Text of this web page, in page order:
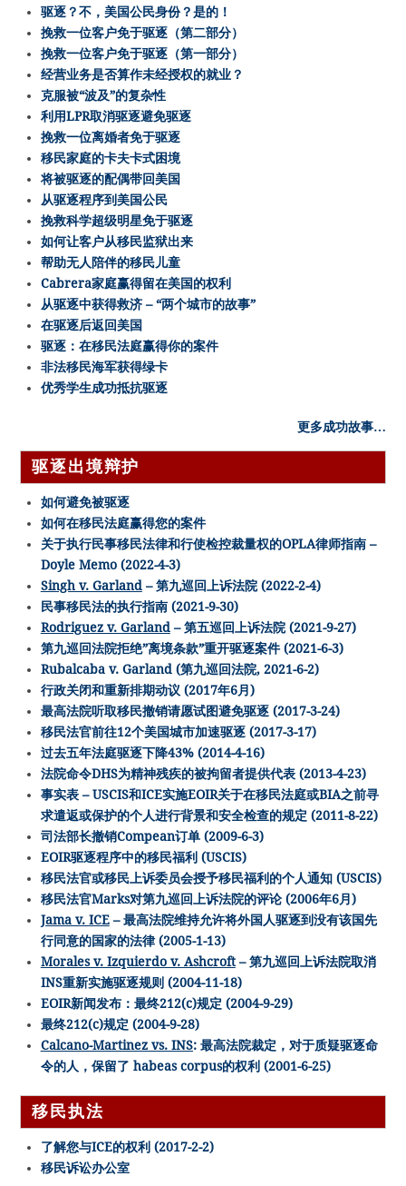
驱逐？不，美国公民身份？是的！
挽救一位客户免于驱逐（第二部分）
挽救一位客户免于驱逐（第一部分）
经营业务是否算作未经授权的就业？
克服被“波及”的复杂性
利用LPR取消驱逐避免驱逐
挽救一位离婚者免于驱逐
移民家庭的卡夫卡式困境
将被驱逐的配偶带回美国
从驱逐程序到美国公民
挽救科学超级明星免于驱逐
如何让客户从移民监狱出来
帮助无人陪伴的移民儿童
Cabrera家庭赢得留在美国的权利
从驱逐中获得救济 – “两个城市的故事”
在驱逐后返回美国
驱逐：在移民法庭赢得你的案件
非法移民海军获得绿卡
优秀学生成功抵抗驱逐
更多成功故事…
驱逐出境辩护
如何避免被驱逐
如何在移民法庭赢得您的案件
关于执行民事移民法律和行使检控裁量权的OPLA律师指南 –
Doyle Memo (2022-4-3)
Singh v. Garland– 第九巡回上诉法院 (2022-2-4)
民事移民法的执行指南 (2021-9-30)
Rodriguez v. Garland– 第五巡回上诉法院 (2021-9-27)
第九巡回法院拒绝”离境条款”重开驱逐案件 (2021-6-3)
Rubalcaba v. Garland (第九巡回法院, 2021-6-2)
行政关闭和重新排期动议 (2017年6月)
最高法院听取移民撤销请愿试图避免驱逐 (2017-3-24)
移民法官前往12个美国城市加速驱逐 (2017-3-17)
过去五年法庭驱逐下降43% (2014-4-16)
法院命令DHS为精神残疾的被拘留者提供代表 (2013-4-23)
事实表 – USCIS和ICE实施EOIR关于在移民法庭或BIA之前寻
求遣返或保护的个人进行背景和安全检查的规定 (2011-8-22)
司法部长撤销Compean订单 (2009-6-3)
EOIR驱逐程序中的移民福利 (USCIS)
移民法官或移民上诉委员会授予移民福利的个人通知 (USCIS)
移民法官Marks对第九巡回上诉法院的评论 (2006年6月)
Jama v. ICE– 最高法院维持允许将外国人驱逐到没有该国先
行同意的国家的法律 (2005-1-13)
Morales v. Izquierdo v. Ashcroft– 第九巡回上诉法院取消
INS重新实施驱逐规则 (2004-11-18)
EOIR新闻发布：最终212(c)规定 (2004-9-29)
最终212(c)规定 (2004-9-28)
Calcano-Martinez vs. INS: 最高法院裁定，对于质疑驱逐命
令的人，保留了 habeas corpus的权利 (2001-6-25)
移民执法
了解您与ICE的权利 (2017-2-2)
移民诉讼办公室